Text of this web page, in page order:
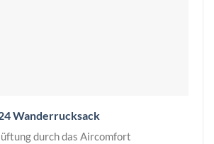
Wanderrucksack
durch das Aircomfort